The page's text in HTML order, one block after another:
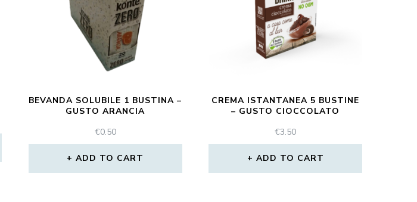
BEVANDA SOLUBILE 1 BUSTINA –
GUSTO ARANCIA
€0.50
ADD TO CART
CREMA ISTANTANEA 5 BUSTINE
– GUSTO CIOCCOLATO
€3.50
ADD TO CART